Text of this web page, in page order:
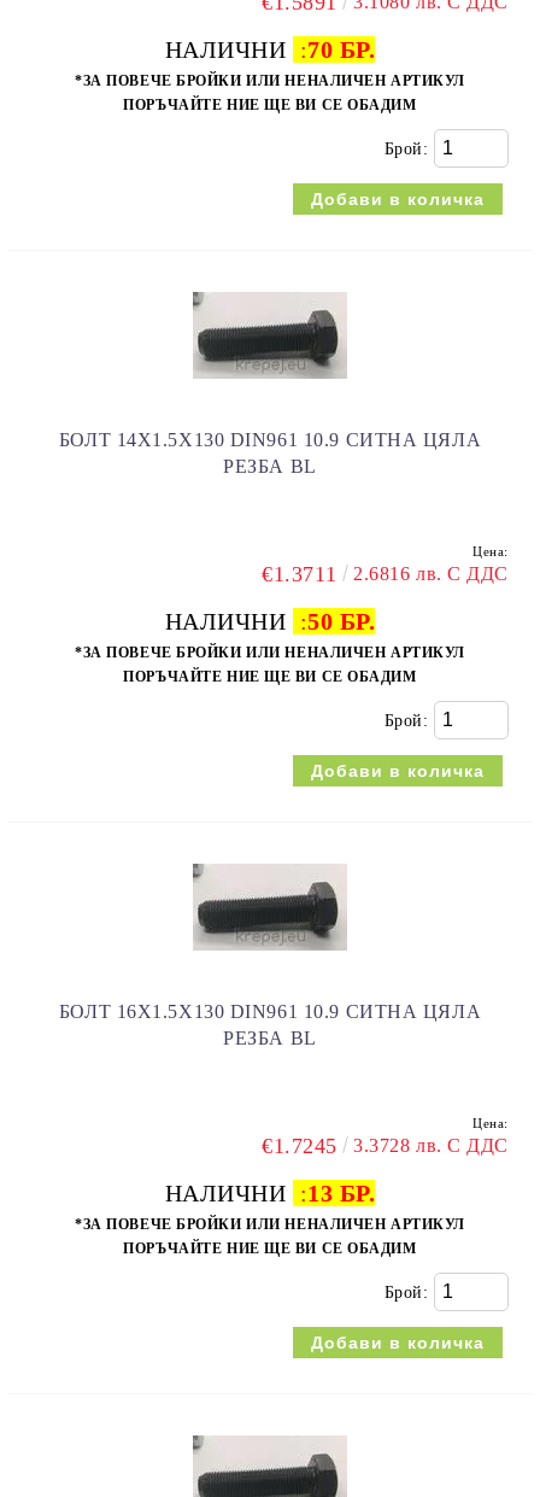
НАЛИЧНИ :70 БР.
*ЗА ПОВЕЧЕ БРОЙКИ ИЛИ НЕНАЛИЧЕН АРТИКУЛ
ПОРЪЧАЙТЕ НИЕ ЩЕ ВИ СЕ ОБАДИМ
Брой:
БОЛТ 14Х1.5Х130 DIN961 10.9 СИТНА ЦЯЛА
РЕЗБА BL
Цена:
€1.3711 2.6816 лв. С ДДС
НАЛИЧНИ :50 БР.
*ЗА ПОВЕЧЕ БРОЙКИ ИЛИ НЕНАЛИЧЕН АРТИКУЛ
ПОРЪЧАЙТЕ НИЕ ЩЕ ВИ СЕ ОБАДИМ
Брой:
БОЛТ 16Х1.5Х130 DIN961 10.9 СИТНА ЦЯЛА
РЕЗБА BL
Цена:
€1.7245 3.3728 лв. С ДДС
НАЛИЧНИ :13 БР.
*ЗА ПОВЕЧЕ БРОЙКИ ИЛИ НЕНАЛИЧЕН АРТИКУЛ
ПОРЪЧАЙТЕ НИЕ ЩЕ ВИ СЕ ОБАДИМ
Брой: